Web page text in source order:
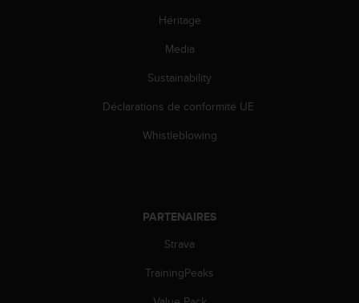
Héritage
Media
Sustainability
Déclarations de conformité UE
Whistleblowing
PARTENAIRES
Strava
TrainingPeaks